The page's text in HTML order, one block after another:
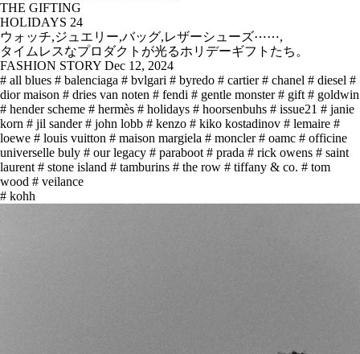
THE GIFTING
HOLIDAYS 24
ウォッチ,ジュエリー,バッグ,レザーシューズ⋯⋯,
タイムレスなプロダクトが光るホリデーギフトたち。
FASHION STORY Dec 12, 2024
# all blues # balenciaga # bvlgari # byredo # cartier # chanel # diesel #
dior maison # dries van noten # fendi # gentle monster # gift # goldwin
# hender scheme # hermès # holidays # hoorsenbuhs # issue21 # janie
korn # jil sander # john lobb # kenzo # kiko kostadinov # lemaire #
loewe # louis vuitton # maison margiela # moncler # oamc # officine
universelle buly # our legacy # paraboot # prada # rick owens # saint
laurent # stone island # tamburins # the row # tiffany & co. # tom
wood # veilance
# kohh